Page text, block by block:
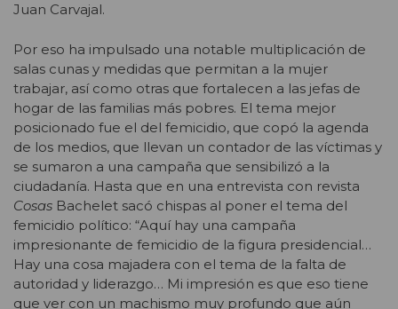
Juan Carvajal.
Por eso ha impulsado una notable multiplicación de
salas cunas y medidas que permitan a la mujer
trabajar, así como otras que fortalecen a las jefas de
hogar de las familias más pobres. El tema mejor
posicionado fue el del femicidio, que copó la agenda
de los medios, que llevan un contador de las víctimas y
se sumaron a una campaña que sensibilizó a la
ciudadanía. Hasta que en una entrevista con revista
Cosas Bachelet sacó chispas al poner el tema del
femicidio político: “Aquí hay una campaña
impresionante de femicidio de la figura presidencial…
Hay una cosa majadera con el tema de la falta de
autoridad y liderazgo… Mi impresión es que eso tiene
que ver con un machismo muy profundo que aún